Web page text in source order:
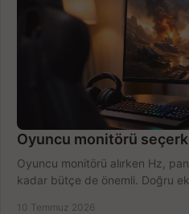
Oyuncu monitörü
Oyuncu monitörü alırken Hz,
kadar bütçe de önemli. Doğru
10 Temmuz 2026